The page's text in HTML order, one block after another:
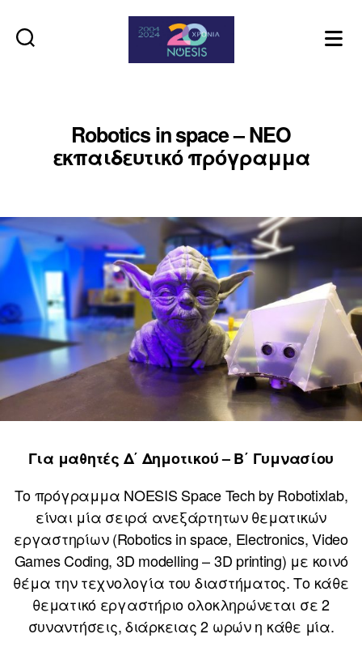
Robotics in space – ΝΕΟ
εκπαιδευτικό πρόγραμμα
Για μαθητές Δ΄ Δημοτικού – B΄ Γυμνασίου
Το πρόγραμμα NOESIS Space Tech by Robotixlab,
είναι μία σειρά ανεξάρτητων θεματικών
εργαστηρίων (Robotics in space, Electronics, Video
Games Coding, 3D modelling – 3D printing) με κοινό
θέμα την τεχνολογία του διαστήματος. Το κάθε
θεματικό εργαστήριο ολοκληρώνεται σε 2
συναντήσεις, διάρκειας 2 ωρών η κάθε μία.